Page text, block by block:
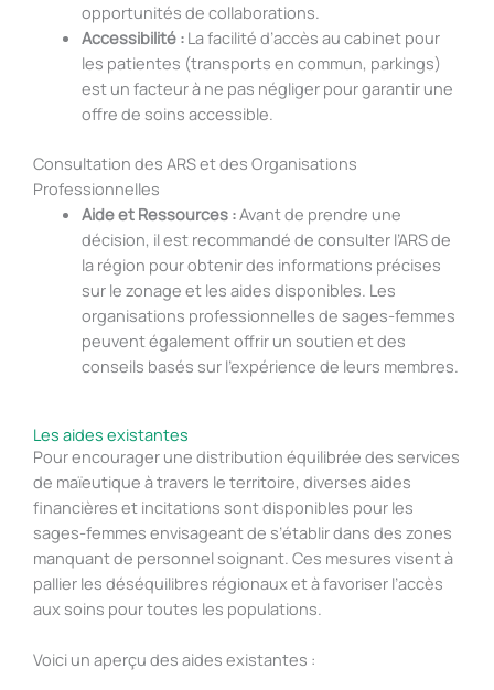
opportunités de collaborations.
Accessibilité :La facilité d’accès au cabinet pour
les patientes (transports en commun, parkings)
est un facteur à ne pas négliger pour garantir une
offre de soins accessible.
Consultation des ARS et des Organisations
Professionnelles
Aide et Ressources :Avant de prendre une
décision, il est recommandé de consulter l’ARS de
la région pour obtenir des informations précises
sur le zonage et les aides disponibles. Les
organisations professionnelles de sages-femmes
peuvent également offrir un soutien et des
conseils basés sur l’expérience de leurs membres.
Les aides existantes
Pour encourager une distribution équilibrée des services
de maïeutique à travers le territoire, diverses aides
financières et incitations sont disponibles pour les
sages-femmes envisageant de s’établir dans des zones
manquant de personnel soignant. Ces mesures visent à
pallier les déséquilibres régionaux et à favoriser l’accès
aux soins pour toutes les populations.
Voici un aperçu des aides existantes :